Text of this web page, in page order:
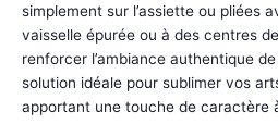
simplement sur l’assiette ou pliées
vaisselle épurée ou à des centres
renforcer l’ambiance authentique
solution idéale pour sublimer vos
apportant une touche de caractère